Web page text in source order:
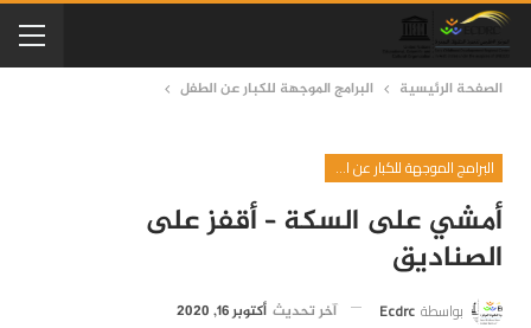
الصفحة الرئيسية البرامج الموجهة للكبار عن الطفل
البرامج الموجهة للكبار عن الطفل
أمشي على السكة – أقفز على
الصناديق
بواسطة Ecdrc آخر تحديث أكتوبر 16, 2020